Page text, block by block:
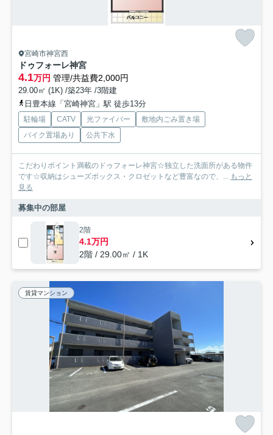
宮崎市神宮西
ドゥフォーレ神宮
4.1万円 管理/共益費2,000円
29.00㎡ (1K) /築23年 /3階建
日豊本線「宮崎神宮」駅 徒歩13分
駐輪場 CATV 光ファイバー
敷地内ごみ置き場
バイク置場あり
公共下水
こだわりポイント満載のドゥフォーレ神宮☆独立した洗面所がある物件
です☆収納はシューズボックス・クロゼットなど豊富なので、... もっと
見る
募集中の部屋
2階
4.1万円
2階 / 29.00㎡ / 1K
賃貸マンション